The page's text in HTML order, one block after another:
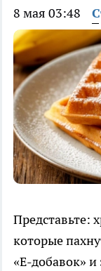
8 мая 03:48
Представьте:
которые
«Е-добавок» и